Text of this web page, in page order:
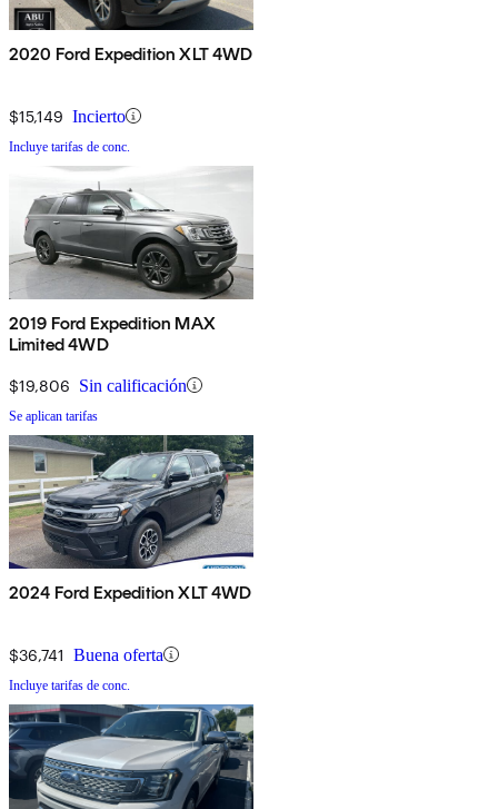
2020 Ford Expedition XLT 4WD
$15,149 Incierto
Incluye tarifas de conc.
2019 Ford Expedition MAX
Limited 4WD
$19,806 Sin calificación
Se aplican tarifas
2024 Ford Expedition XLT 4WD
$36,741 Buena oferta
Incluye tarifas de conc.